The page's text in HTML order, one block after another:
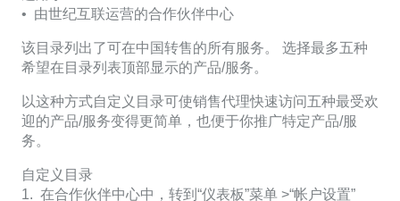
• 由世纪互联运营的合作伙伴中心
该目录列出了可在中国转售的所有服务。 选择最多五种
希望在目录列表顶部显示的产品/服务。
以这种方式自定义目录可使销售代理快速访问五种最受欢
迎的产品/服务变得更简单，也便于你推广特定产品/服
务。
自定义目录
1. 在合作伙伴中心中，转到“仪表板”菜单 >“帐户设置”